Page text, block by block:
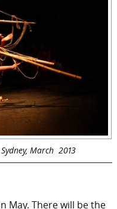
March 2013
May. There will be the